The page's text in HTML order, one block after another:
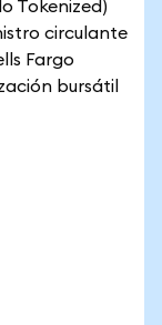
Tokenized)
circulante
Fargo
bursátil